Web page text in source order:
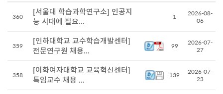
360
[서울대 학습과학연구소] 인공지
능 시대에 필요...
1
2026-08-
06
359
[인하대학교 교수학습개발센터]
전문연구원 채용...
99
2026-07-
27
358
[이화여자대학교 교육혁신센터]
특임교수 채용 ...
139
2026-07-
23